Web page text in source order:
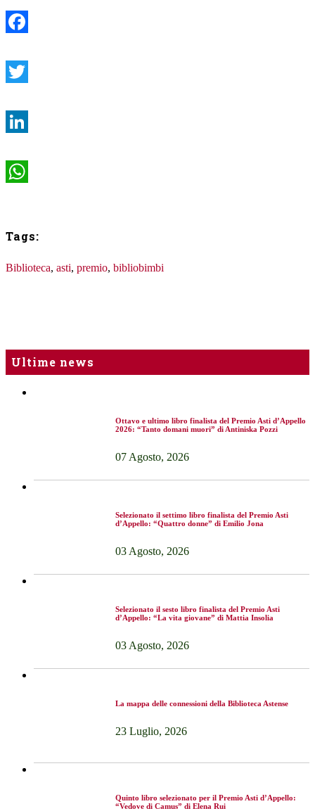
Tags:
Biblioteca, asti, premio, bibliobimbi
Ultime news
Ottavo e ultimo libro finalista del Premio Asti d’Appello
2026: “Tanto domani muori” di Antiniska Pozzi
07 Agosto, 2026
Selezionato il settimo libro finalista del Premio Asti
d’Appello: “Quattro donne” di Emilio Jona
03 Agosto, 2026
Selezionato il sesto libro finalista del Premio Asti
d’Appello: “La vita giovane” di Mattia Insolia
03 Agosto, 2026
La mappa delle connessioni della Biblioteca Astense
23 Luglio, 2026
Quinto libro selezionato per il Premio Asti d’Appello:
“Vedove di Camus” di Elena Rui